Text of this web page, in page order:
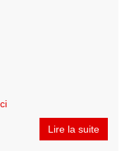
Lire la suite